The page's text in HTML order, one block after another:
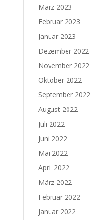
März 2023
Februar 2023
Januar 2023
Dezember 2022
November 2022
Oktober 2022
September 2022
August 2022
Juli 2022
Juni 2022
Mai 2022
April 2022
März 2022
Februar 2022
Januar 2022